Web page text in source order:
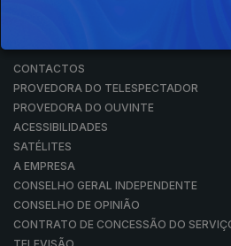
CONTACTOS
PROVEDORA DO TELESPECTADOR
PROVEDORA DO OUVINTE
ACESSIBILIDADES
SATÉLITES
A EMPRESA
CONSELHO GERAL INDEPENDENTE
CONSELHO DE OPINIÃO
CONTRATO DE CONCESSÃO DO